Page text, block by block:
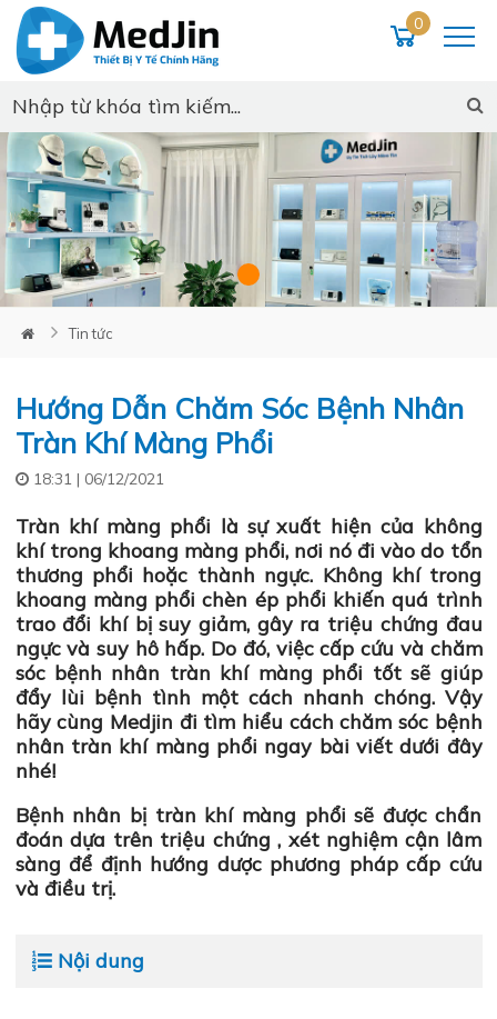
0
Loading...
Tin tức
Hướng Dẫn Chăm Sóc Bệnh Nhân
Tràn Khí Màng Phổi
18:31 | 06/12/2021
Tràn khí màng phổi là sự xuất hiện của không
khí trong khoang màng phổi, nơi nó đi vào do tổn
thương phổi hoặc thành ngực. Không khí trong
khoang màng phổi chèn ép phổi khiến quá trình
trao đổi khí bị suy giảm, gây ra triệu chứng đau
ngực và suy hô hấp. Do đó, việc cấp cứu và chăm
sóc bệnh nhân tràn khí màng phổi tốt sẽ giúp
đẩy lùi bệnh tình một cách nhanh chóng. Vậy
hãy cùng Medjin đi tìm hiểu cách chăm sóc bệnh
nhân tràn khí màng phổi ngay bài viết dưới đây
nhé!
Bệnh nhân bị tràn khí màng phổi sẽ được chẩn
đoán dựa trên triệu chứng , xét nghiệm cận lâm
sàng để định hướng dược phương pháp cấp cứu
và điều trị.
Nội dung